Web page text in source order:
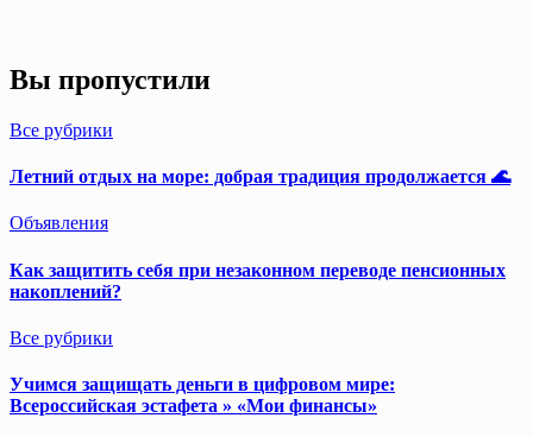
Вы пропустили
Все рубрики
Летний отдых на море: добрая традиция продолжается 🌊
Объявления
Как защитить себя при незаконном переводе пенсионных
накоплений?
Все рубрики
Учимся защищать деньги в цифровом мире:
Всероссийская эстафета » «Мои финансы»